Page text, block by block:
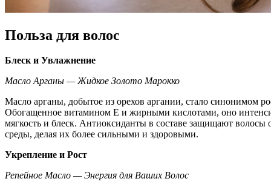
Польза для волос
Блеск и Увлажнение
Масло Арганы — Жидкое Золото Марокко
Масло арганы, добытое из орехов аргании, стало синонимом
Обогащенное витамином Е и жирными кислотами, оно
мягкость и блеск. Антиоксиданты в составе защищают
среды, делая их более сильными и здоровыми.
Укрепление и Рост
Репейное Масло — Энергия для Ваших Волос